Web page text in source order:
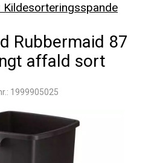
Rubbermaid 87
affald sort
1999905025